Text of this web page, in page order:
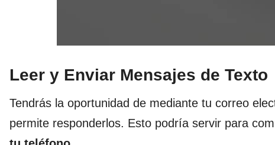
Leer y Enviar Mensajes de Texto
Tendrás la oportunidad de mediante tu correo
permite responderlos. Esto podría servir para